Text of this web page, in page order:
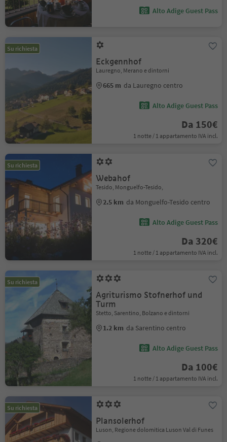
Alto Adige Guest Pass
Su richiesta
Eckgennhof
Lauregno, Merano e dintorni
665 m da Lauregno centro
Alto Adige Guest Pass
Da 150€
1 notte / 1 appartamento IVA incl.
Su richiesta
Webahof
Tesido, Monguelfo-Tesido,
2.5 km da Monguelfo-Tesido centro
Alto Adige Guest Pass
Da 320€
1 notte / 1 appartamento IVA incl.
Su richiesta
Agriturismo Stofnerhof und
Turm
Stetto, Sarentino, Bolzano e dintorni
1.2 km da Sarentino centro
Alto Adige Guest Pass
Da 100€
1 notte / 1 appartamento IVA incl.
Su richiesta
Plansolerhof
Luson, Regione dolomitica Luson Val di Funes